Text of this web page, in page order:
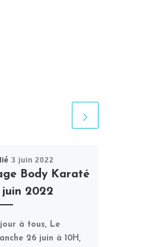
3 juin 2022
Body Karaté
juin 2022
à tous, Le
26 juin à 10H,